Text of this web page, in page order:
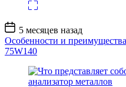
Дата
записи
5 месяцев назад
Особенности и
75W140